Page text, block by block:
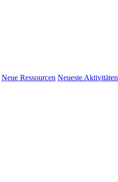
Neue Ressourcen Neueste Aktivitäten